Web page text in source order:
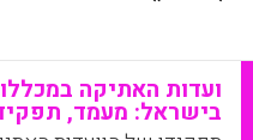
ועדות האתיקה
בישראל: מעמד,